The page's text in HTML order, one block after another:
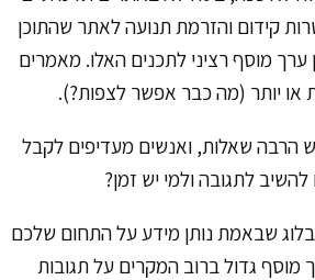
קידום והזרמת תנועה לאתר שהתוכן
ערך מוסף רציני לתכנים האלו. מאמרים
הרבה שאלות, ואנשים מעדיפים לקבל
לתגובה ולמי יש זמן?
שבאמת נותן מידע על התחום שלכם
גדול ברוב המקרים על תגובות